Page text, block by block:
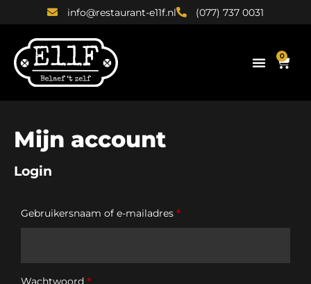
info@restaurant-e11f.nl (077) 737 0031
0
Mijn account
Login
Gebruikersnaam of e-mailadres *
Wachtwoord *